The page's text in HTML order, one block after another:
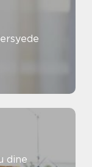
dine